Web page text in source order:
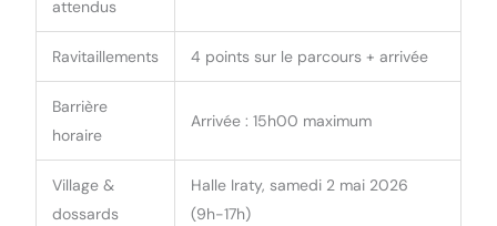
attendus
Ravitaillements 4 points sur le parcours + arrivée
Barrière
horaire
Arrivée : 15h00 maximum
Village &
dossards
Halle Iraty, samedi 2 mai 2026
(9h-17h)